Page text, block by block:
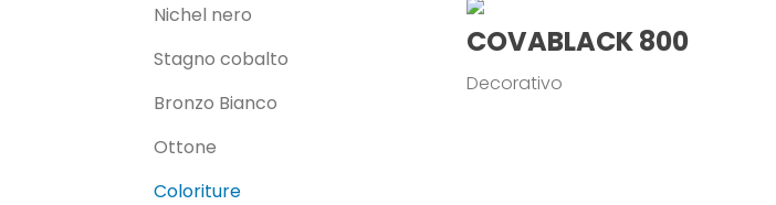
COVABLACK 800
Decorativo
Nichel nero
Stagno cobalto
Bronzo Bianco
Ottone
Coloriture